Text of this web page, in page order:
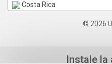
Costa Rica
© 2026
Instale la